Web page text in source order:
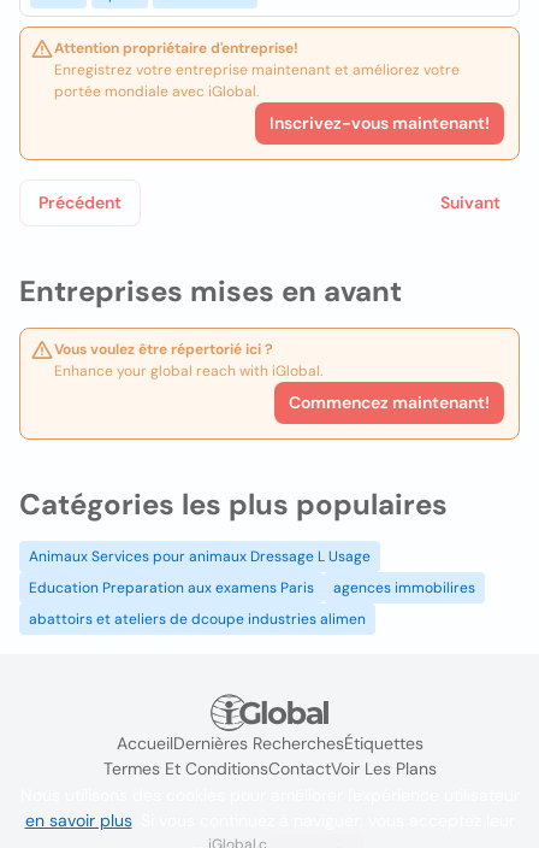
Entreprises mises en avant
Vous voulez être répertorié ici ?
Enhance your global reach with iGlobal.
Commencez maintenant!
Attention propriétaire d'entreprise!
Enregistrez votre entreprise maintenant et améliorez votre
portée mondiale avec iGlobal.
Inscrivez-vous maintenant!
Précédent Suivant
Catégories les plus populaires
Animaux Services pour animaux Dressage L Usage
Education Preparation aux examens Paris
agences immobilires
abattoirs et ateliers de dcoupe industries alimen
AccueilDernières RecherchesÉtiquettes
Termes Et ConditionsContactVoir Les Plans
iGlobal.co @ 2024
en savoir plus. Si vous continuez à naviguer, vous acceptez leur